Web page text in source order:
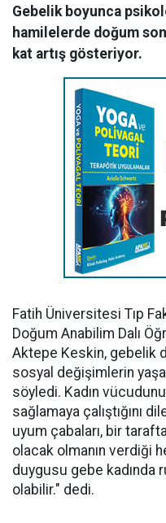
Gebelik boyunca
hamilelerde doğum
kat artış gösteriyor.
Fatih Üniversitesi Tıp
Doğum Anabilim Dalı
Aktepe Keskin, gebelik
sosyal değişimlerin
söyledi. Kadın
sağlamaya çalıştığını
uyum çabaları, bir
olacak olmanın verdiği
duygusu gebe kadında
olabilir." dedi.